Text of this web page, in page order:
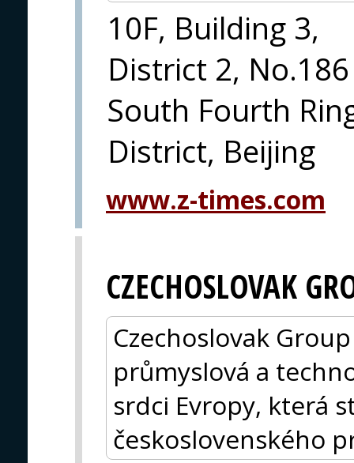
10F, Building 3,
District 2, No.186
South Fourth
District, Beijing
www.z-times.com
CZECHOSLOVAK
Czechoslovak
průmyslová a
srdci Evropy, která
československého